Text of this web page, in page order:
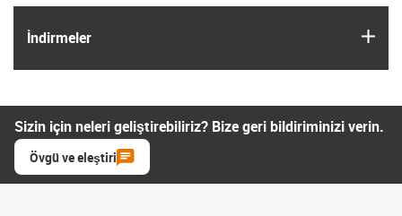
İndirmeler
Sizin için neleri geliştirebiliriz? Bize geri bildiriminizi verin.
Övgü ve eleştiri